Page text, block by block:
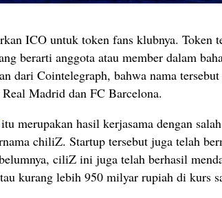
ICO untuk token fans klubnya. Token
berarti anggota atau member dalam
dari Cointelegraph, bahwa nama
Madrid dan FC Barcelona.
itu merupakan hasil kerjasama dengan
chiliZ. Startup tersebut juga telah
ciliZ ini juga telah berhasil
kurang lebih 950 milyar rupiah di kurs